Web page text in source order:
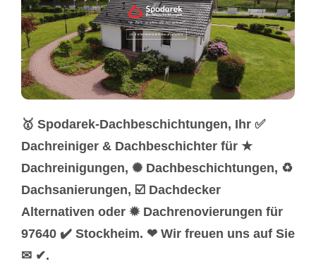
🥇 Spodarek-Dachbeschichtungen, Ihr ✅
Dachreiniger & Dachbeschichter für ★
Dachreinigungen, ✺ Dachbeschichtungen, ♻
Dachsanierungen, ☑️ Dachdecker
Alternativen oder ✹ Dachrenovierungen für
97640 ✔️ Stockheim. ❤ Wir freuen uns auf Sie
✉ ✔.